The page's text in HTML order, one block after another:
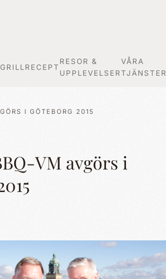
GRILLRECEPT
RESOR &
UPPLEVELSER
VÅRA
TJÄNSTER
I GÖTEBORG 2015
VM avgörs i